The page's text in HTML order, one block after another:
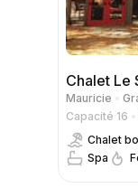
Chalet Le
Mauricie
Capacité 16
Chalet
Spa